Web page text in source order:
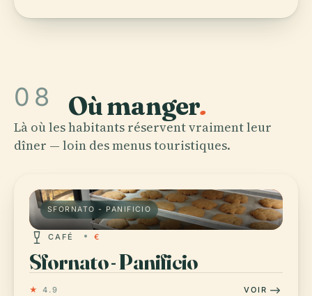
08 Où manger.
Là où les habitants réservent vraiment leur
dîner — loin des menus touristiques.
SFORNATO - PANIFICIO
CAFÉ €
Sfornato - Panificio
★ 4.9 VOIR